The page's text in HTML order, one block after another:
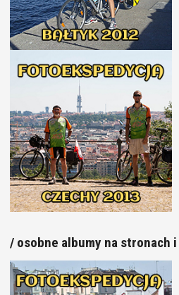
/ osobne albumy na stronach